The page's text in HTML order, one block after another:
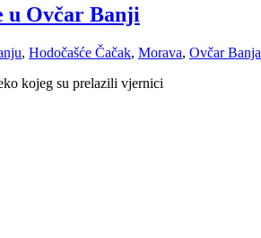
u Ovčar Banji
, Hodočašće Čačak, Morava, Ovčar Banja
kojeg su prelazili vjernici